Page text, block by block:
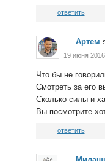
ответить
Артем
19 июня
Что бы не
Смотреть за его
Сколько силы и
Вы посмотрите
ответить